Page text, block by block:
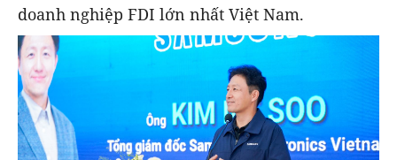
doanh nghiệp FDI lớn nhất Việt Nam.